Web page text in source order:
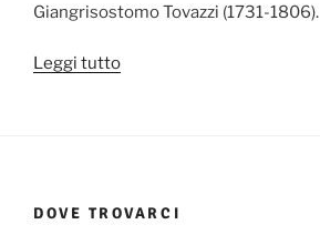
Giangrisostomo Tovazzi (1731-1806).
Leggi tutto“Opere
DOVE TROVARCI